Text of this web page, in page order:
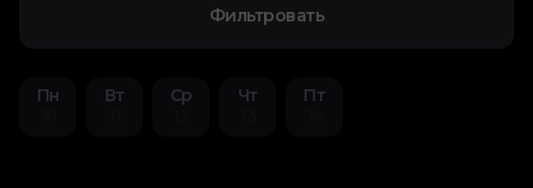
Фильтровать
Пн
Вт
Ср
Чт
Пт